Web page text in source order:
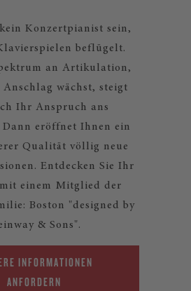
Konzertpianist sein,
beflügelt.
an Artikulation,
Anschlag wächst, steigt
Ihr Anspruch ans
eröffnet Ihnen ein
Qualität völlig neue
Entdecken Sie Ihr
einem Mitglied der
Boston "designed by
& Sons".
INFORMATIONEN
ANFORDERN